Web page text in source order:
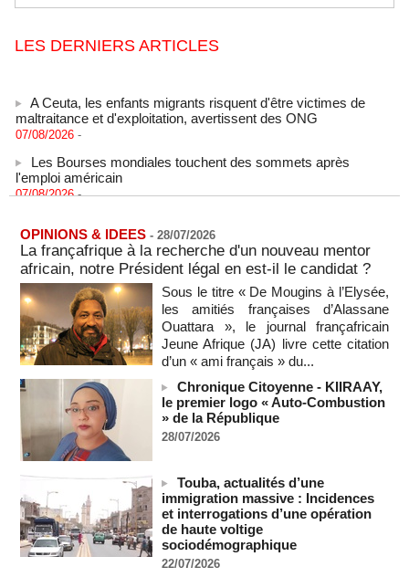
LES DERNIERS ARTICLES
maltraitance et d'exploitation, avertissent des ONG
07/08/2026 -
l'emploi américain
07/08/2026 -
Alassane Ouattara appelle à la contribution de toutes les forces
vives de la nation
07/08/2026 -
Polémique à l’Assemblée nationale : Yaël Braun-Pivet se dit
"dépassée" par les critiques concernant le nouveau pavillon
07/08/2026 -
Depuis le « cessez-le-feu » à Gaza, les forces israéliennes
ont tué 300 enfants palestiniens (UNICEF)
07/08/2026 -
Guinée-Bissau - Première visite de la médiation sénégalaise
après le sommet de la Cedeao
07/08/2026 -
Bénin: Patrice Talon élu président du Sénat, moins de trois
mois après son départ du pouvoir
07/08/2026
Mali-Algérie : le PM Maïga affirme qu’il n’y a « aucune
rupture diplomatique » entre les 2 pays
07/08/2026 -
OPINIONS & IDEES - 28/07/2026
La françafrique à la recherche d'un nouveau mentor
africain, notre Président légal en est-il le candidat ?
Sous le titre « De Mougins à l’Elysée,
les amitiés françaises d’Alassane
Ouattara », le journal françafricain
Jeune Afrique (JA) livre cette citation
d’un « ami français » du...
Chronique Citoyenne - KIIRAAY,
le premier logo « Auto-Combustion
» de la République
28/07/2026
Touba, actualités d’une
immigration massive : Incidences
et interrogations d’une opération
de haute voltige
sociodémographique
22/07/2026